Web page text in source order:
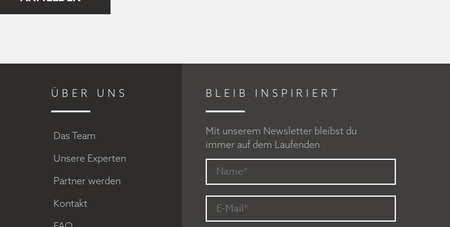
ÜBER UNS
Das Team
Unsere Experten
Partner werden
Kontakt
BLEIB INSPIRIERT
Mit unserem Newsletter bleibst du
immer auf dem Laufenden